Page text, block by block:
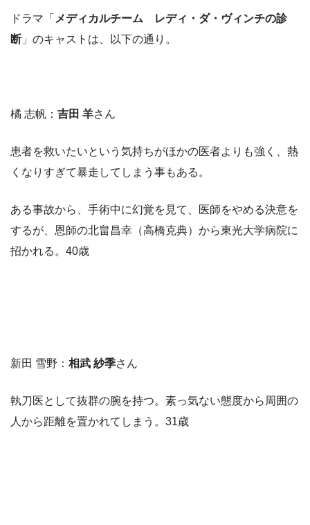
ドラマ「 メディカルチーム レディ・ダ・ヴィンチの診
断 」のキャストは、以下の通り。
橘 志帆： 吉田 羊さん
患者を救いたいという気持ちがほかの医者よりも強く、熱
くなりすぎて暴走してしまう事もある。
ある事故から、手術中に幻覚を見て、医師をやめる決意を
するが、恩師の北畠昌幸（高橋克典）から東光大学病院に
招かれる。40歳
新田 雪野： 相武 紗季さん
執刀医として抜群の腕を持つ。素っ気ない態度から周囲の
人から距離を置かれてしまう。31歳